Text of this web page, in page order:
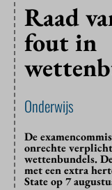
Raad
fout in
Onderwijs
De
onrechte
wettenbundels.
met een extra
State op 7